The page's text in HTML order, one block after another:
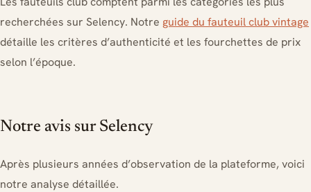
recherchées sur Selency. Notre guide du fauteuil club vintage
détaille les critères d’authenticité et les fourchettes de prix
selon l’époque.
Notre avis sur Selency
Après plusieurs années d’observation de la plateforme, voici
notre analyse détaillée.